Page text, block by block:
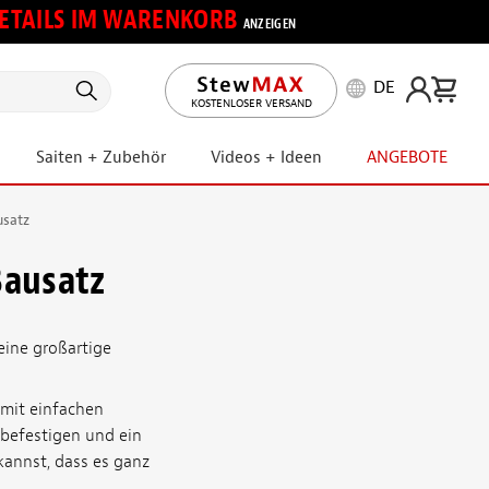
IM WARENKORB ANZEIGEN
KOSTENLOSER VERSAND
DE
Saiten + Zubehör Videos + Ideen ANGEBOTE
großartige
einfachen
und ein
dass es ganz